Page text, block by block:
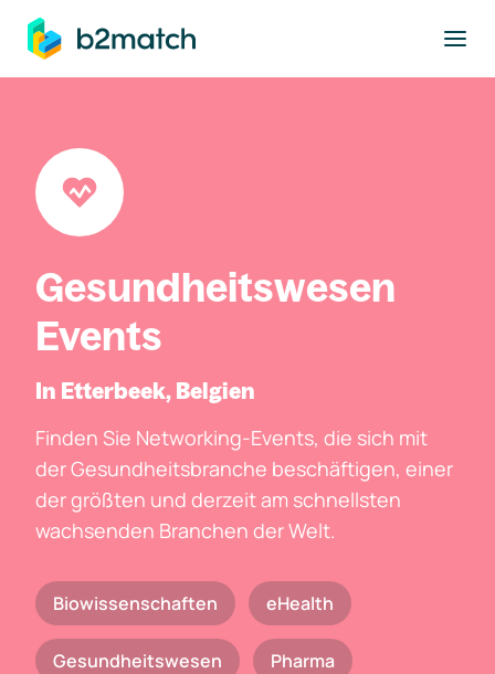
springen
Gesundheitswesen
Events
In Etterbeek, Belgien
Finden Sie Networking-Events, die sich mit
der Gesundheitsbranche beschäftigen, einer
der größten und derzeit am schnellsten
wachsenden Branchen der Welt.
Biowissenschaften eHealth
Gesundheitswesen Pharma